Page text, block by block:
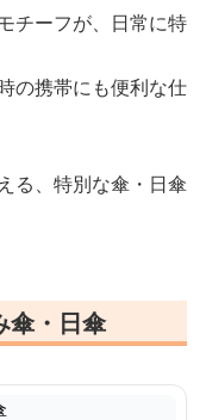
チーフが、日常に特
の携帯にも便利な仕
る、特別な傘・日傘
傘・日傘